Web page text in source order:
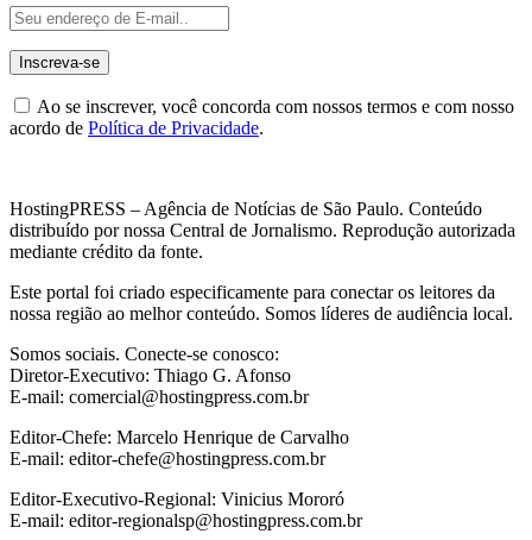
Ao se inscrever, você concorda com nossos termos e com nosso
acordo de Política de Privacidade.
HostingPRESS – Agência de Notícias de São Paulo. Conteúdo
distribuído por nossa Central de Jornalismo. Reprodução autorizada
mediante crédito da fonte.
Este portal foi criado especificamente para conectar os leitores da
nossa região ao melhor conteúdo. Somos líderes de audiência local.
Somos sociais. Conecte-se conosco:
Diretor-Executivo: Thiago G. Afonso
E-mail: comercial@hostingpress.com.br
Editor-Chefe: Marcelo Henrique de Carvalho
E-mail: editor-chefe@hostingpress.com.br
Editor-Executivo-Regional: Vinicius Mororó
E-mail: editor-regionalsp@hostingpress.com.br